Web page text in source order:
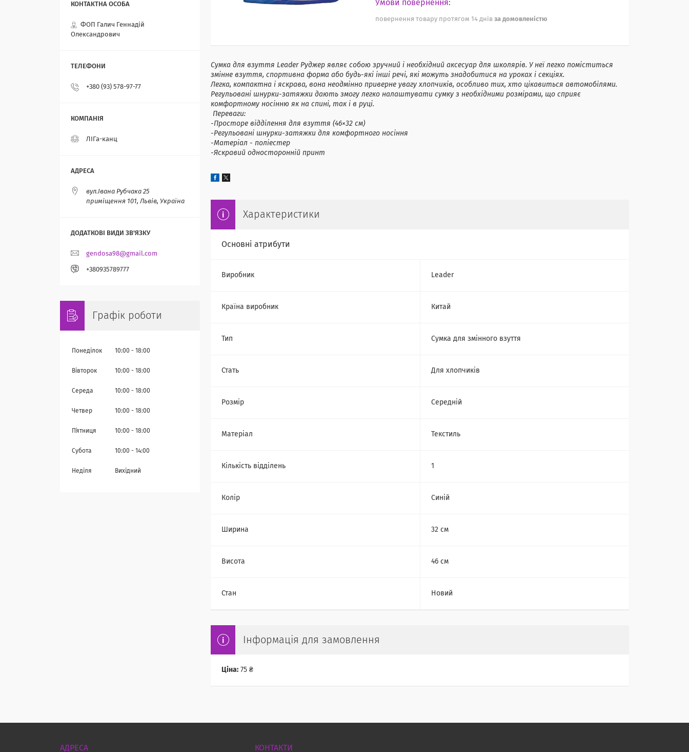
повернення товару протягом 14 днів за домовленістю
Сумка для взуття Leader Руджер являє собою зручний і необхідний аксесуар для школярів. У неї легко поміститься
змінне взуття, спортивна форма або будь-які інші речі, які можуть знадобитися на уроках і секціях.
Легка, компактна і яскрава, вона неодмінно приверне увагу хлопчиків, особливо тих, хто цікавиться автомобілями.
Регульовані шнурки-затяжки дають змогу легко налаштувати сумку з необхідними розмірами, що сприяє
комфортному носінню як на спині, так і в руці.
Переваги:
-Просторе відділення для взуття (46×32 см)
-Регульовані шнурки-затяжки для комфортного носіння
-Матеріал - поліестер
-Яскравий односторонній принт
Характеристики
Основні атрибути
Виробник Leader
Країна виробник Китай
Тип Сумка для змінного взуття
Стать Для хлопчиків
Розмір Середній
Матеріал Текстиль
Кількість відділень 1
Колір Синій
Ширина 32 см
Висота 46 см
Стан Новий
Інформація для замовлення
Ціна: 75 ₴
ФОП Галич Геннадій
Олександрович
+380 (93) 578-97-77
ЛІГа-канц
вул.Івана Рубчака 25
приміщення 101, Львів, Україна
gendosa98@gmail.com
+380935789777
Графік роботи
Понеділок 10:00 18:00
Вівторок 10:00 18:00
Середа 10:00 18:00
Четвер 10:00 18:00
Пʼятниця 10:00 18:00
Субота 10:00 14:00
Неділя Вихідний